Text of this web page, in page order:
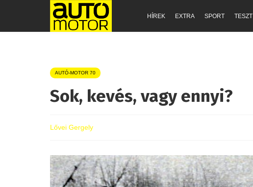
HÍREK EXTRA SPORT TESZT
AUTÓ-MOTOR 70
Sok, kevés, vagy ennyi?
Lővei Gergely